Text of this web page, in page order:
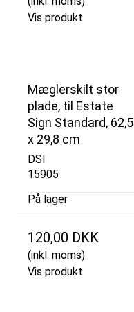
Vis produkt
Mæglerskilt stor
plade, til Estate
Sign Standard, 62,5
x 29,8 cm
DSI
15905
På lager
120,00 DKK
(inkl. moms)
Vis produkt